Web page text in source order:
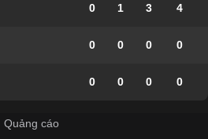
0 1 3 4
0 0 0 0
0 0 0 0